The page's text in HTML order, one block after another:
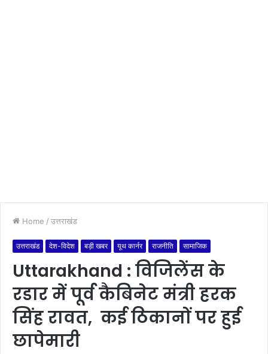
Home / उत्तराखंड
उत्तराखंड देश-विदेश बड़ी खबर यूथ कार्नर राजनीति सामाजिक
Uttarakhand : विजिलेंस के
रडार में पूर्व कैबिनेट मंत्री हरक
सिंह रावत, कई ठिकानों पर हुई
छापेमारी